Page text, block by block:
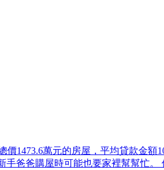
1473.6萬元的房屋，平均貸款金額
爸爸購屋時可能也要家裡幫幫忙